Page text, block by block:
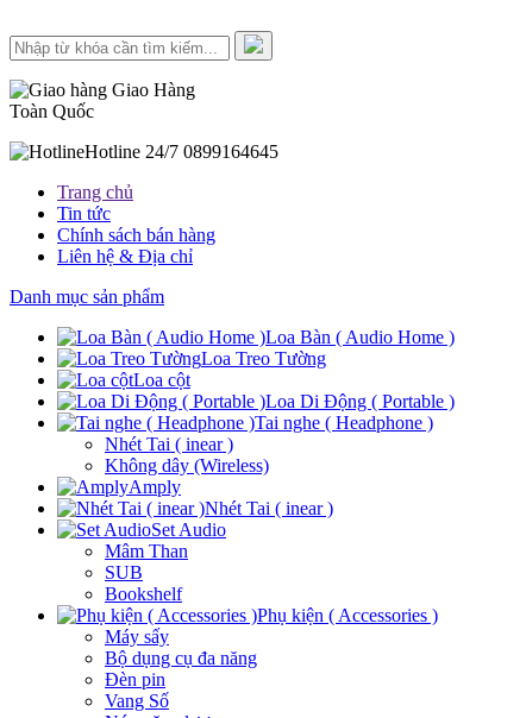
Giao Hàng
Toàn Quốc
Hotline 24/7 0899164645
Trang chủ
Tin tức
Chính sách bán hàng
Liên hệ & Địa chỉ
Danh mục sản phẩm
Loa Bàn ( Audio Home )
Loa Treo Tường
Loa cột
Loa Di Động ( Portable )
Tai nghe ( Headphone )
Nhét Tai ( inear )
Không dây (Wireless)
Amply
Nhét Tai ( inear )
Set Audio
Mâm Than
SUB
Bookshelf
Phụ kiện ( Accessories )
Máy sấy
Bộ dụng cụ đa năng
Đèn pin
Vang Số